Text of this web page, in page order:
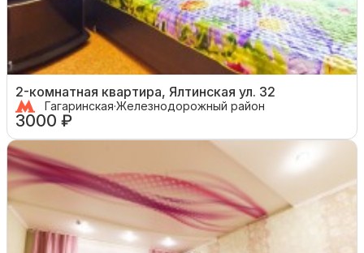
2-комнатная квартира, Ялтинская ул. 32
Гагаринская·Железнодорожный район
3000 ₽